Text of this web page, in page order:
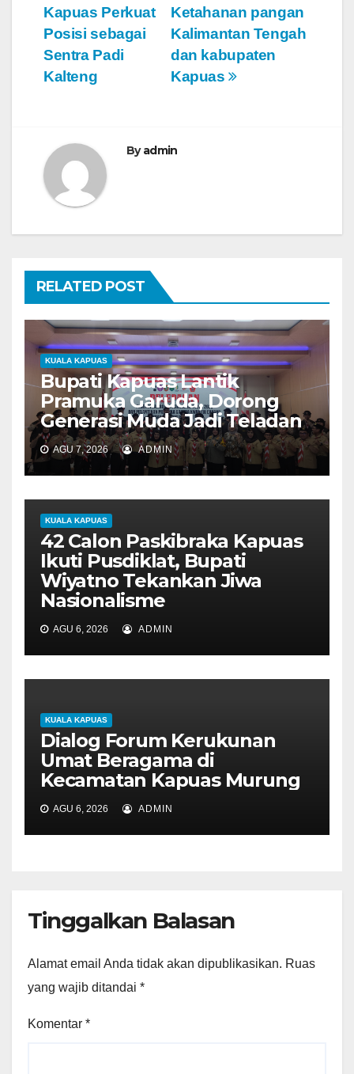
a
v
i
s
i
p
o
s
Ketahanan pangan
Kalimantan Tengah
dan kabupaten
Kapuas
Kapuas Perkuat
Posisi sebagai
Sentra Padi
Kalteng
Byadmin
RELATED POST
KUALA KAPUAS
Bupati Kapuas Lantik
Pramuka Garuda, Dorong
Generasi Muda Jadi Teladan
AGU 7, 2026 ADMIN
KUALA KAPUAS
42 Calon Paskibraka Kapuas
Ikuti Pusdiklat, Bupati
Wiyatno Tekankan Jiwa
Nasionalisme
AGU 6, 2026 ADMIN
KUALA KAPUAS
Dialog Forum Kerukunan
Umat Beragama di
Kecamatan Kapuas Murung
AGU 6, 2026 ADMIN
Tinggalkan Balasan
Alamat email Anda tidak akan dipublikasikan. Ruas
yang wajib ditandai *
Komentar *